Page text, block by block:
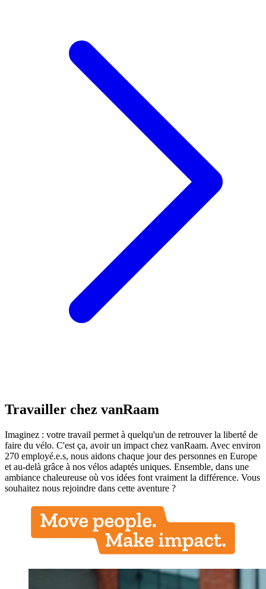
Travailler chez vanRaam
Imaginez : votre travail permet à quelqu'un de retrouver la liberté de
faire du vélo. C'est ça, avoir un impact chez vanRaam. Avec environ
270 employé.e.s, nous aidons chaque jour des personnes en Europe
et au-delà grâce à nos vélos adaptés uniques. Ensemble, dans une
ambiance chaleureuse où vos idées font vraiment la différence. Vous
souhaitez nous rejoindre dans cette aventure ?